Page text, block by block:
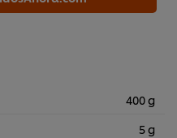
400 g
5 g